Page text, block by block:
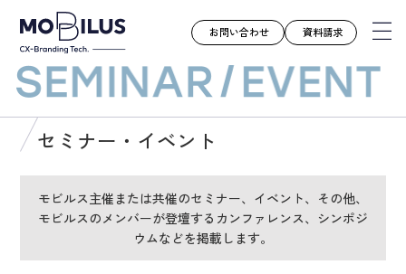
モビルスとは
導入事例
ユースケース
お知らせ
お問い合わせ 資料請求
セミナー・イベント
モビルス主催または共催のセミナー、イベント、その他、
モビルスのメンバーが登壇するカンファレンス、シンポジ
ウムなどを掲載します。